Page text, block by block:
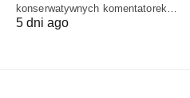
konserwatywnych komentatorek…
5 dni ago